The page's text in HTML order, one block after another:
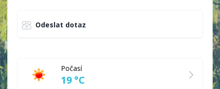
Odeslat dotaz
Počasí
19 °C